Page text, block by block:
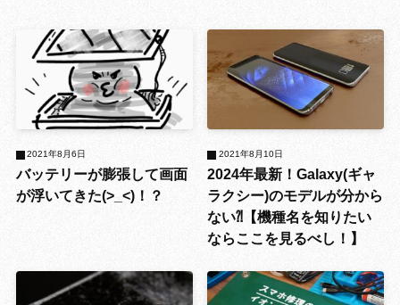
バッテリーが膨張して画面
が浮いてきた(>_<)！？
2021年8月6日
2024年最新！Galaxy(ギャ
ラクシー)のモデルが分から
ない⁈【機種名を知りたい
ならここを見るべし！】
2021年8月10日